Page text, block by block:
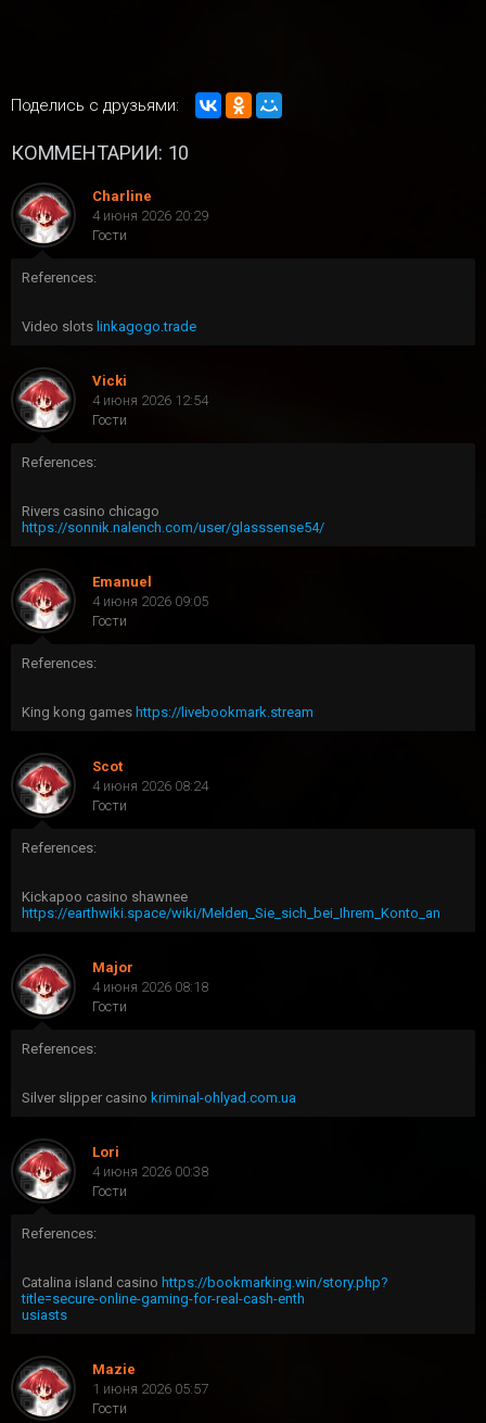
Поделись с друзьями:
КОММЕНТАРИИ: 10
Charline
4 июня 2026 20:29
Гости
References:
Video slots linkagogo.trade
Vicki
4 июня 2026 12:54
Гости
References:
Rivers casino chicago
https://sonnik.nalench.com/user/glasssense54/
Emanuel
4 июня 2026 09:05
Гости
References:
King kong games https://livebookmark.stream
Scot
4 июня 2026 08:24
Гости
References:
Kickapoo casino shawnee
https://earthwiki.space/wiki/Melden_Sie_sich_bei_Ihrem_Konto_an
Major
4 июня 2026 08:18
Гости
References:
Silver slipper casino kriminal-ohlyad.com.ua
Lori
4 июня 2026 00:38
Гости
References:
Catalina island casino https://bookmarking.win/story.php?
title=secure-online-gaming-for-real-cash-enth
usiasts
Mazie
1 июня 2026 05:57
Гости